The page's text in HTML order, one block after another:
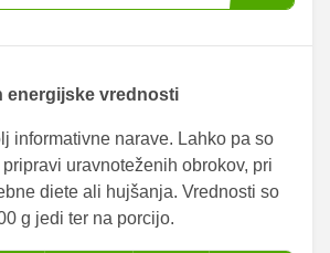
energijske vrednosti
informativne narave. Lahko pa so
uravnoteženih obrokov, pri
diete ali hujšanja. Vrednosti so
g jedi ter na porcijo.